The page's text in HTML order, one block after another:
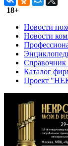
18+
Новости
Новости
Справочник
Каталог
Проект